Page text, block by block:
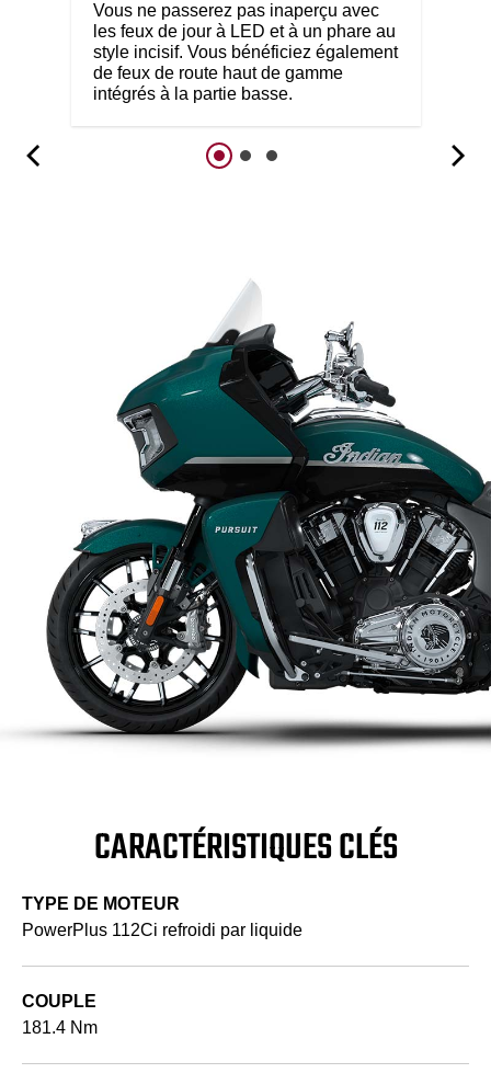
Vous ne passerez pas inaperçu avec
les feux de jour à LED et à un phare au
style incisif. Vous bénéficiez également
de feux de route haut de gamme
intégrés à la partie basse.
CARACTÉRISTIQUES CLÉS
TYPE DE MOTEUR
PowerPlus 112Ci refroidi par liquide
COUPLE
181.4 Nm